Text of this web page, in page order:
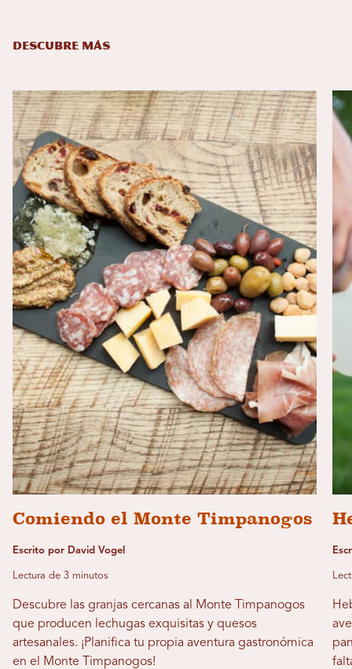
DESCUBRE MÁS
Comiendo el Monte Timpanogos
Escrito por David Vogel
Lectura de 3 minutos
Descubre las granjas cercanas al Monte Timpanogos
que producen lechugas exquisitas y quesos
artesanales. ¡Planifica tu propia aventura gastronómica
en el Monte Timpanogos!